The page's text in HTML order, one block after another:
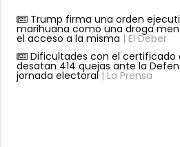
Trump firma una orden
marihuana como una droga
el acceso a la misma | El Deber
Dificultades con el
desatan 414 quejas ante la
jornada electoral| La Prensa